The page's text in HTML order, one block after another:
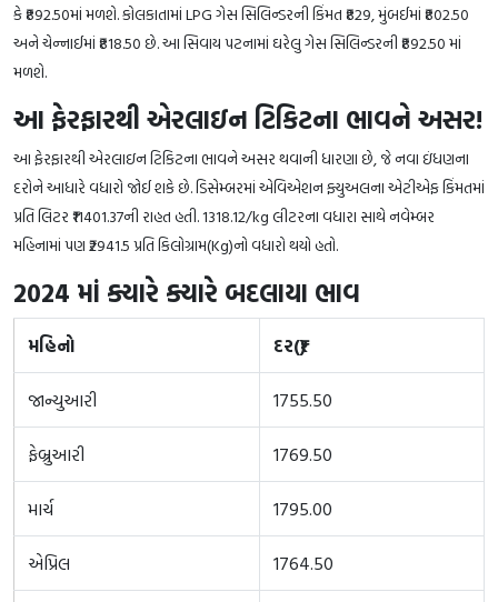
કે ₹892.50માં મળશે. કોલકાતામાં LPG ગેસ સિલિન્ડરની કિંમત ₹829, મુંબઈમાં ₹802.50
અને ચેન્નાઈમાં ₹818.50 છે. આ સિવાય પટનામાં ઘરેલુ ગેસ સિલિન્ડરની ₹892.50 માં
મળશે.
આ ફેરફારથી એરલાઇન ટિકિટના ભાવને અસર!
આ ફેરફારથી એરલાઇન ટિકિટના ભાવને અસર થવાની ધારણા છે, જે નવા ઇંધણના
દરોને આધારે વધારો જોઈ શકે છે. ડિસેમ્બરમાં એવિએશન ફ્યુઅલના એટીએફ કિંમતમાં
પ્રતિ લિટર ₹11401.37ની રાહત હતી. 1318.12/kg લીટરના વધારા સાથે નવેમ્બર
મહિનામાં પણ ₹2941.5 પ્રતિ કિલોગ્રામ(Kg)નો વધારો થયો હતો.
2024 માં ક્યારે ક્યારે બદલાયા ભાવ
મહિનો દર(₹)
જાન્યુઆરી 1755.50
ફેબ્રુઆરી 1769.50
માર્ચ 1795.00
એપ્રિલ 1764.50